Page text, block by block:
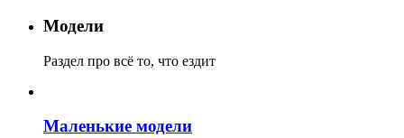
Модели
Раздел про всё то, что ездит
Маленькие модели